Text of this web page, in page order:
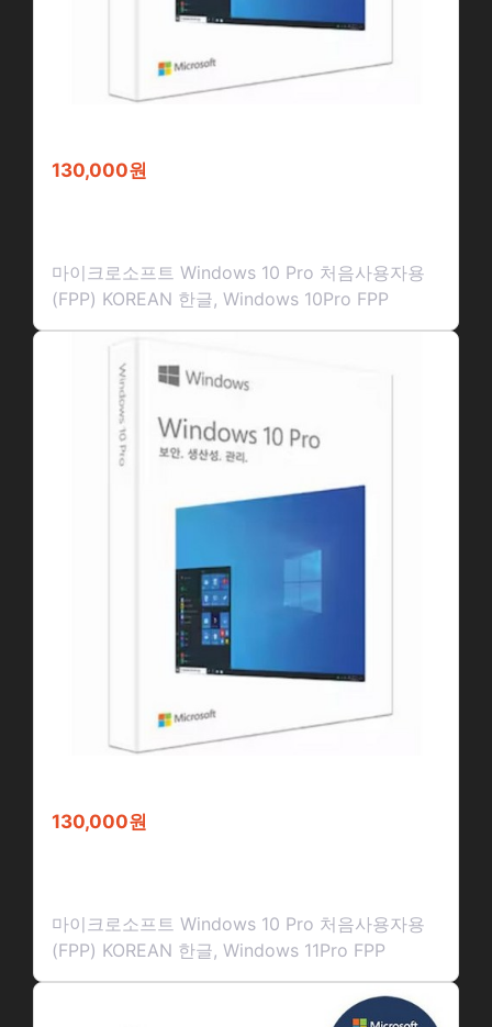
130,000원
마이크로소프트 Windows 10 Pro 처음사용자용
(FPP) KOREAN 한글, Windows 10Pro FPP
130,000원
마이크로소프트 Windows 10 Pro 처음사용자용
(FPP) KOREAN 한글, Windows 11Pro FPP